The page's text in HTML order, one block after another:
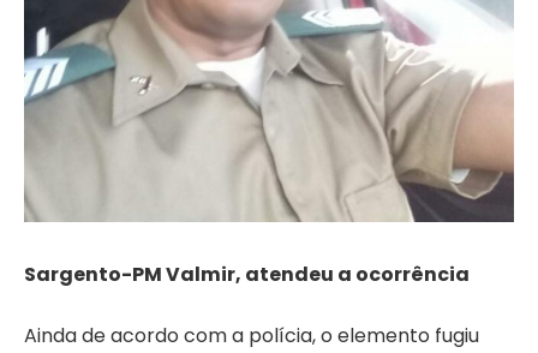
Sargento-PM Valmir, atendeu a ocorrência
Ainda de acordo com a polícia, o elemento fugiu